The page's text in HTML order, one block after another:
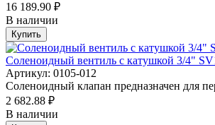
16 189.90 ₽
В наличии
Купить
Соленоидный вентиль с катушкой 3/4"
Артикул: 0105-012
Соленоидный клапан предназначен для
2 682.88 ₽
В наличии